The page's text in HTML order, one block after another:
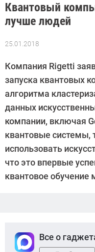
Квантовый
лучше людей
25.01.2018
Автор:
Давыдов
Компания Rigetti
запуска квантовых
алгоритма
данных
компании, включая
квантовые системы,
использовать
что это впервые
квантовое
Все о